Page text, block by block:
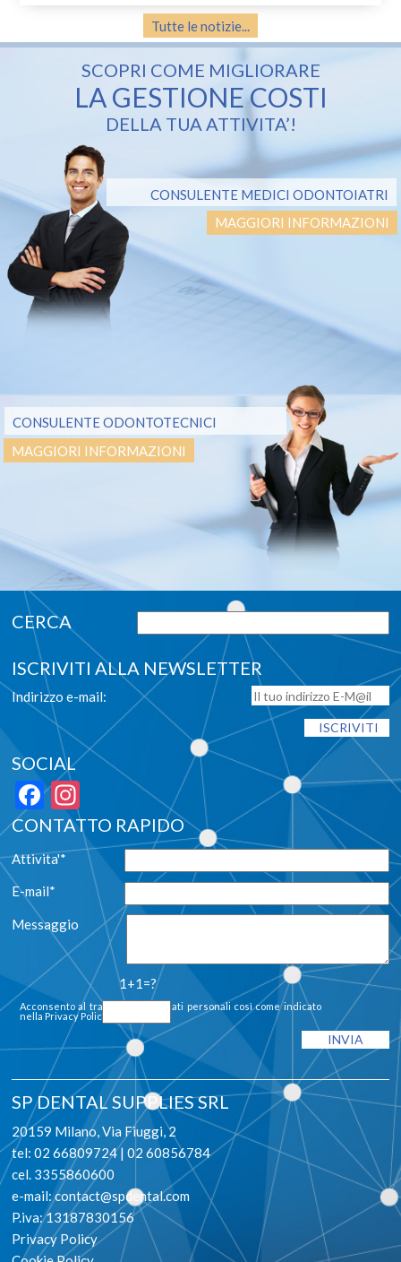
Tutte le notizie...
SCOPRI COME MIGLIORARE
LA GESTIONE COSTI
DELLA TUA ATTIVITA’!
CONSULENTE MEDICI ODONTOIATRI
MAGGIORI INFORMAZIONI
CONSULENTE ODONTOTECNICI
MAGGIORI INFORMAZIONI
ISCRIVITI ALLA NEWSLETTER
Indirizzo e-mail:
SOCIAL
Facebook
Instagram
CONTATTO RAPIDO
Attivita'*
E-mail*
Messaggio
1+1=?
Acconsento al trattamento dei dati personali così come indicato
nella Privacy Policy
SP DENTAL SUPPLIES SRL
20159 Milano, Via Fiuggi, 2
tel: 02 66809724 | 02 60856784
cel. 3355860600
e-mail:contact@spdental.com
P.iva: 13187830156
Privacy Policy